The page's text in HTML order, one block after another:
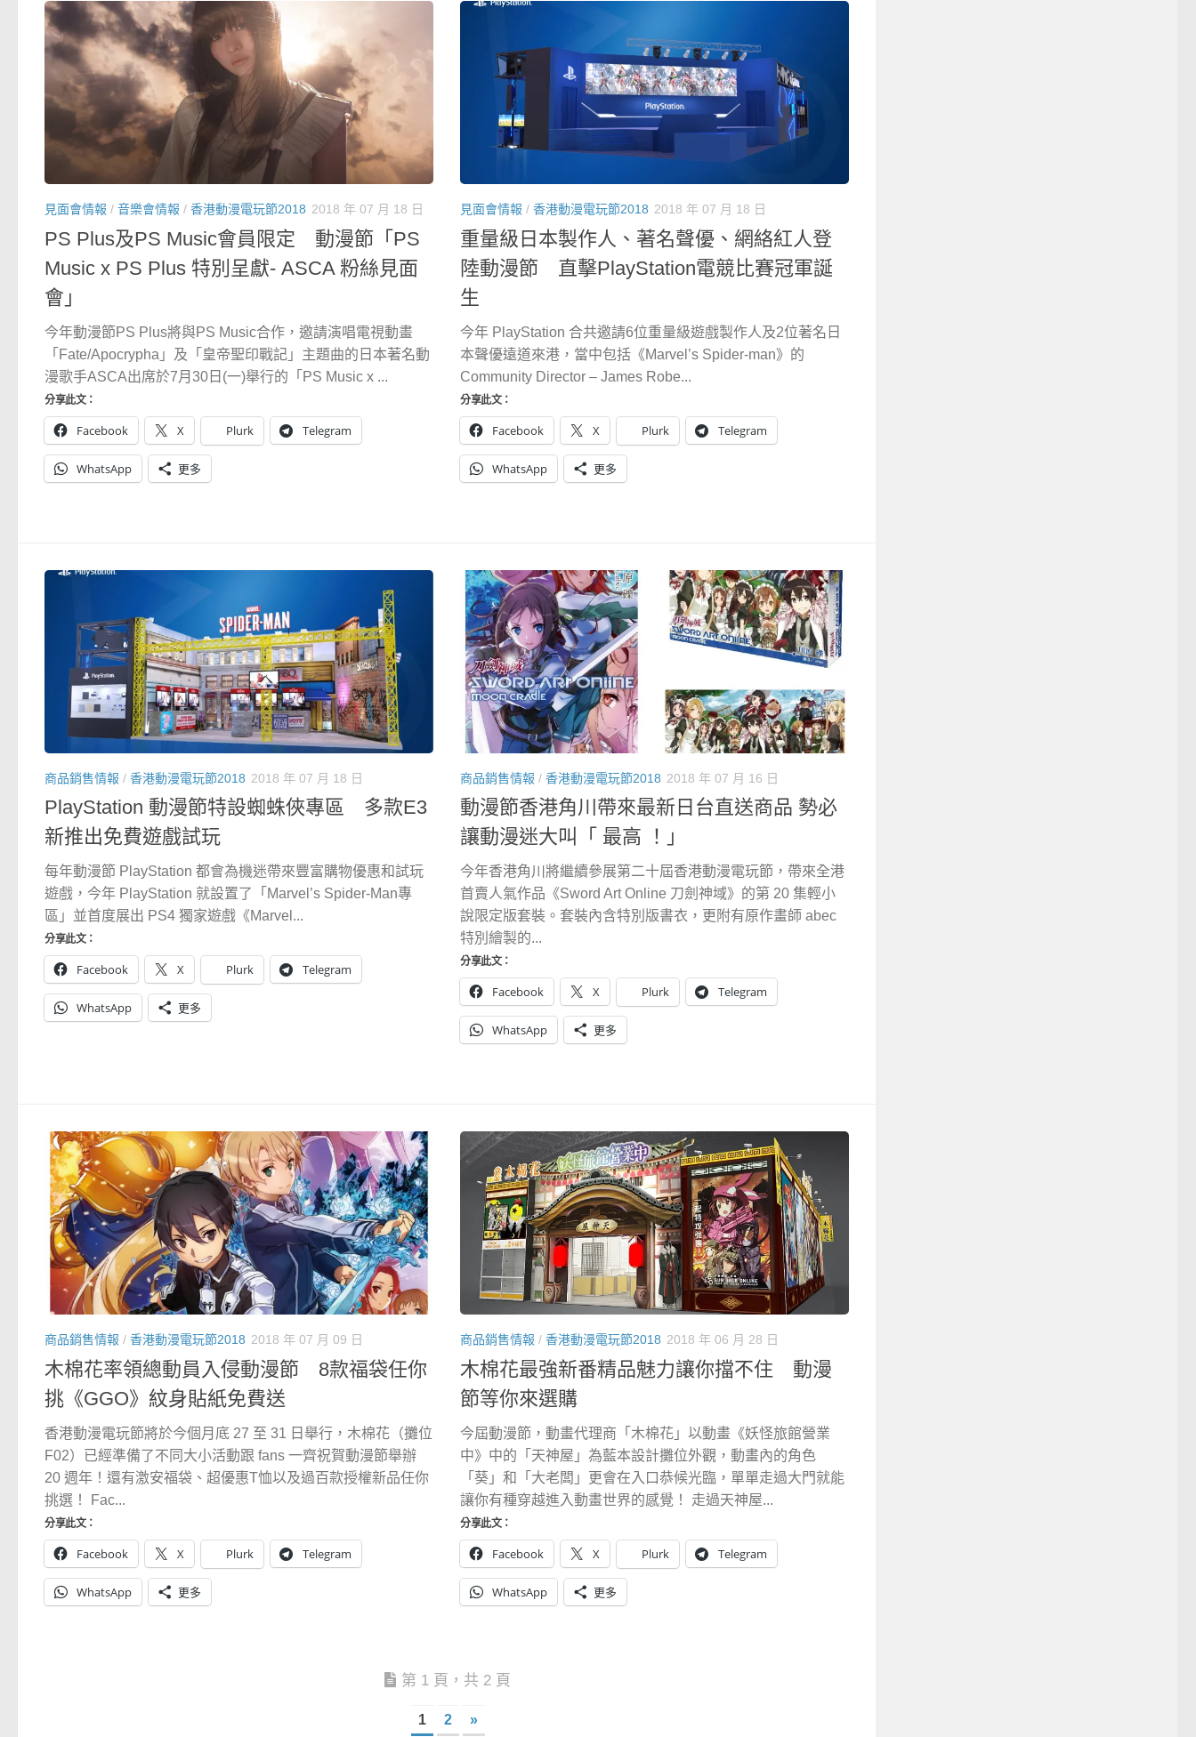
見面會情報 / 音樂會情報 / 香港動漫電玩節2018 2018 年 07 月 18 日
PS Plus及PS Music會員限定 動漫節「PS
Music x PS Plus 特別呈獻- ASCA 粉絲見面
會」
今年動漫節PS Plus將與PS Music合作，邀請演唱電視動畫
「Fate/Apocrypha」及「皇帝聖印戰記」主題曲的日本著名動
漫歌手ASCA出席於7月30日(一)舉行的「PS Music x ...
分享此文：
Facebook X Plurk Telegram
WhatsApp 更多
見面會情報 / 香港動漫電玩節2018 2018 年 07 月 18 日
重量級日本製作人、著名聲優、網絡紅人登
陸動漫節 直擊PlayStation電競比賽冠軍誕
生
今年 PlayStation 合共邀請6位重量級遊戲製作人及2位著名日
本聲優遠道來港，當中包括《Marvel’s Spider-man》的
Community Director – James Robe...
分享此文：
Facebook X Plurk Telegram
WhatsApp 更多
商品銷售情報 / 香港動漫電玩節2018 2018 年 07 月 18 日
PlayStation 動漫節特設蜘蛛俠專區 多款E3
新推出免費遊戲試玩
每年動漫節 PlayStation 都會為機迷帶來豐富購物優惠和試玩
遊戲，今年 PlayStation 就設置了「Marvel’s Spider-Man專
區」並首度展出 PS4 獨家遊戲《Marvel...
分享此文：
Facebook X Plurk Telegram
WhatsApp 更多
商品銷售情報 / 香港動漫電玩節2018 2018 年 07 月 16 日
動漫節香港角川帶來最新日台直送商品 勢必
讓動漫迷大叫「 最高 ！」
今年香港角川將繼續參展第二十屆香港動漫電玩節，帶來全港
首賣人氣作品《Sword Art Online 刀劍神域》的第 20 集輕小
說限定版套裝。套裝內含特別版書衣，更附有原作畫師 abec
特別繪製的...
分享此文：
Facebook X Plurk Telegram
WhatsApp 更多
商品銷售情報 / 香港動漫電玩節2018 2018 年 07 月 09 日
木棉花率領總動員入侵動漫節 8款福袋任你
挑《GGO》紋身貼紙免費送
香港動漫電玩節將於今個月底 27 至 31 日舉行，木棉花（攤位
F02）已經準備了不同大小活動跟 fans 一齊祝賀動漫節舉辦
20 週年！還有激安福袋、超優惠T恤以及過百款授權新品任你
挑選！ Fac...
分享此文：
Facebook X Plurk Telegram
WhatsApp 更多
商品銷售情報 / 香港動漫電玩節2018 2018 年 06 月 28 日
木棉花最強新番精品魅力讓你擋不住 動漫
節等你來選購
今屆動漫節，動畫代理商「木棉花」以動畫《妖怪旅館營業
中》中的「天神屋」為藍本設計攤位外觀，動畫內的角色
「葵」和「大老闆」更會在入口恭候光臨，單單走過大門就能
讓你有種穿越進入動畫世界的感覺！ 走過天神屋...
分享此文：
Facebook X Plurk Telegram
WhatsApp 更多
第 1 頁，共 2 頁
1 2 »